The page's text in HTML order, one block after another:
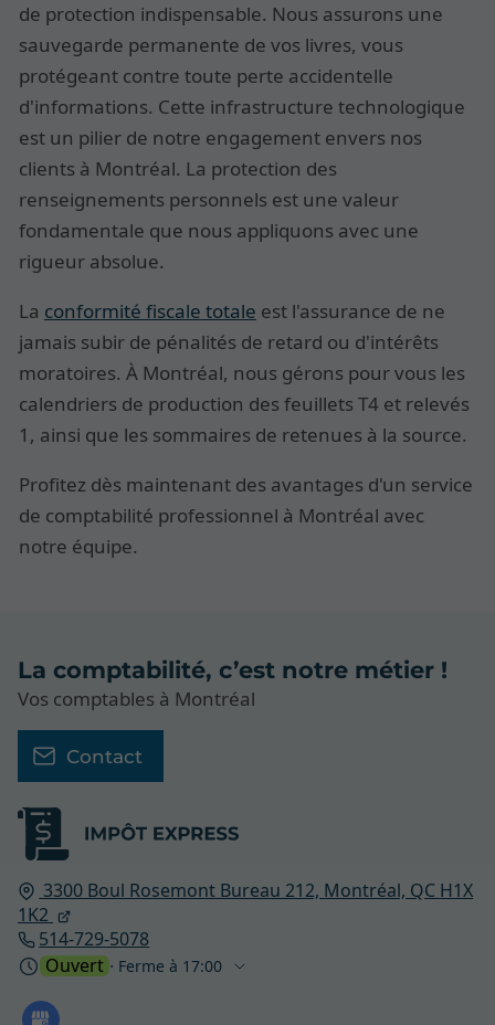
de protection indispensable. Nous assurons une
sauvegarde permanente de vos livres, vous
protégeant contre toute perte accidentelle
d'informations. Cette infrastructure technologique
est un pilier de notre engagement envers nos
clients à Montréal. La protection des
renseignements personnels est une valeur
fondamentale que nous appliquons avec une
rigueur absolue.
La conformité fiscale totale est l'assurance de ne
jamais subir de pénalités de retard ou d'intérêts
moratoires. À Montréal, nous gérons pour vous les
calendriers de production des feuillets T4 et relevés
1, ainsi que les sommaires de retenues à la source.
Profitez dès maintenant des avantages d'un service
de comptabilité professionnel à Montréal avec
notre équipe.
3300 Boul Rosemont Bureau 212, Montréal, QC H1X
1K2
514-729-5078
Ouvert ⋅ Ferme à 17:00
La comptabilité, c’est notre métier !
Vos comptables à Montréal
Contact